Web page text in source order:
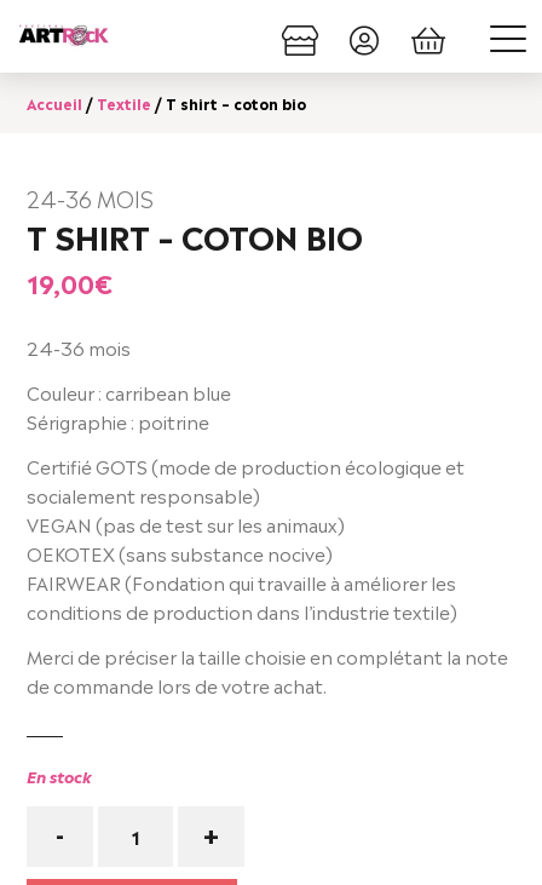
Accueil / Textile / T shirt – coton bio
24-36 MOIS
T SHIRT – COTON BIO
19,00€
24-36 mois
Couleur : carribean blue
Sérigraphie : poitrine
Certifié GOTS (mode de production écologique et
socialement responsable)
VEGAN (pas de test sur les animaux)
OEKOTEX (sans substance nocive)
FAIRWEAR (Fondation qui travaille à améliorer les
conditions de production dans l’industrie textile)
Merci de préciser la taille choisie en complétant la note
de commande lors de votre achat.
En stock
- +